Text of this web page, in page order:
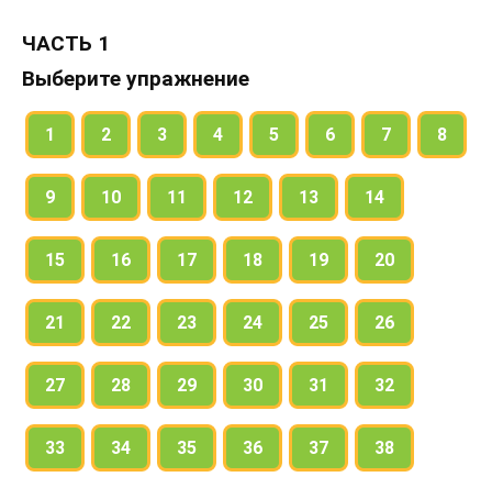
ЧАСТЬ 1
Выберите упражнение
1 2 3 4 5 6 7 8
9 10 11 12 13 14
15 16 17 18 19 20
21 22 23 24 25 26
27 28 29 30 31 32
33 34 35 36 37 38